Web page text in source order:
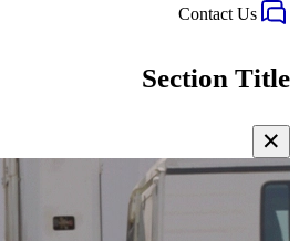
Contact Us
Section Title
✕